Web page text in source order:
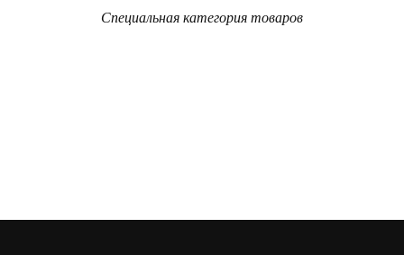
Специальная категория товаров